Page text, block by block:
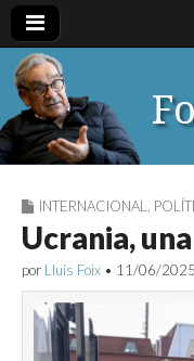
INTERNACIONAL
Ucrania,
por Lluís Foix • 11/06/2025